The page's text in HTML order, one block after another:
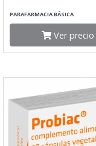
PARAFARMACIA BÁSICA
Ver precio